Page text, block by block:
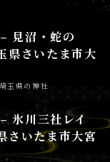
見沼・蛇の
県さいたま市大
埼玉県の神社
氷川三社レイ
さいたま市大宮